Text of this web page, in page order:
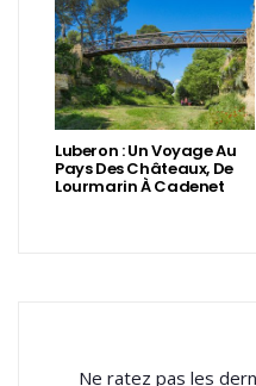
Luberon : Un Voyage Au
Pays Des Châteaux, De
Lourmarin À Cadenet
Ne ratez pas les